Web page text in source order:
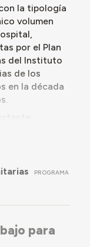
la tipología
volumen
por el Plan
del Instituto
de los
en la década
80, al
patios
lineal de
(en 2024)
de
PROGRAMA
para